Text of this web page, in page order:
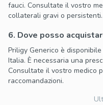
fauci. Consultate il vostro
collaterali gravi o persistenti.
6. Dove posso
Priligy Generico è
Italia. È necessaria una
Consultate il vostro medico
raccomandazioni.